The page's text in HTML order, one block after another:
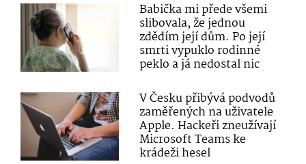
Babička mi přede všemi
slibovala, že jednou
zdědím její dům. Po její
smrti vypuklo rodinné
peklo a já nedostal nic
V Česku přibývá podvodů
zaměřených na uživatele
Apple. Hackeři zneužívají
Microsoft Teams ke
krádeži hesel